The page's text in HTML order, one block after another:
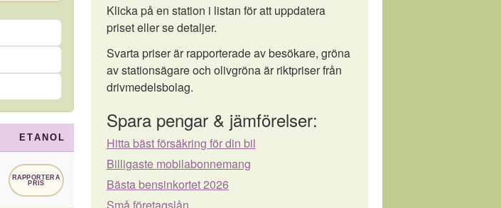
ETANOL
RAPPORTERA
PRIS
Klicka på en station i listan för att uppdatera
priset eller se detaljer.
Svarta priser är rapporterade av besökare, gröna
av stationsägare och olivgröna är riktpriser från
drivmedelsbolag.
Spara pengar & jämförelser:
Hitta bäst försäkring för din bil
Billigaste mobilabonnemang
Bästa bensinkortet 2026